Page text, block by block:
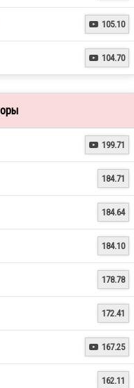
 105.10
 104.70
 199.71
184.71
184.64
184.10
178.78
172.41
 167.25
162.11